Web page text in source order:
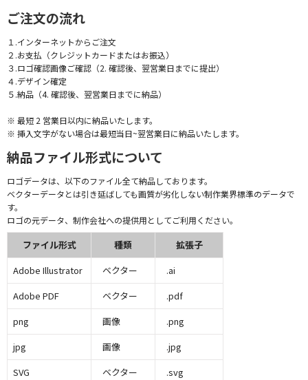
ご注文の流れ
１.インターネットからご注文
２.お支払（クレジットカードまたはお振込）
３.ロゴ確認画像ご確認（2. 確認後、翌営業日までに提出）
４.デザイン確定
５.納品（4. 確認後、翌営業日までに納品）
※ 最短 2 営業日以内に納品いたします。
※ 挿入文字がない場合は最短当日~翌営業日に納品いたします。
納品ファイル形式について
ロゴデータは、以下のファイル全て納品しております。
ベクターデータとは引き延ばしても画質が劣化しない制作業界標準のデータで
す。
ロゴの元データ、制作会社への提供用としてご利用ください。
ファイル形式 種類
拡張子
Adobe Illustrator
ベクター
.ai
Adobe PDF
ベクター
.pdf
png
画像
.png
jpg
画像
.jpg
SVG
ベクター .svg